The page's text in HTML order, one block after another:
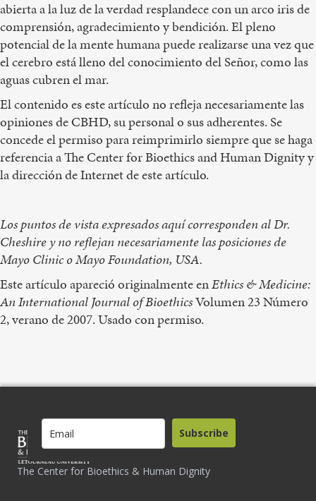
abierta a la luz de la verdad resplandece con un arco iris de
comprensión, agradecimiento y bendición. El pleno
potencial de la mente humana puede realizarse una vez que
el cerebro está lleno del conocimiento del Señor, como las
aguas cubren el mar.
El contenido es este artículo no refleja necesariamente las
opiniones de CBHD, su personal o sus adherentes. Se
concede el permiso para reimprimirlo siempre que se haga
referencia a The Center for Bioethics and Human Dignity y
la dirección de Internet de este artículo.
Los puntos de vista expresados aquí corresponden al Dr.
Cheshire y no reflejan necesariamente las posiciones de
Mayo Clinic o Mayo Foundation, USA.
Este artículo apareció originalmente enEthics & Medicine:
An International Journal of BioethicsVolumen 23 Número
2, verano de 2007. Usado con permiso.
The Center for Bioethics & Human Dignity
Subscribe